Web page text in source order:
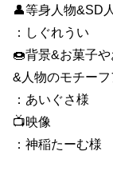
👤等身人物&SD
：しぐれうい
🍩背景&お菓子
&人物のモチー
：あいぐさ様
📺映像
：神稲たーむ様